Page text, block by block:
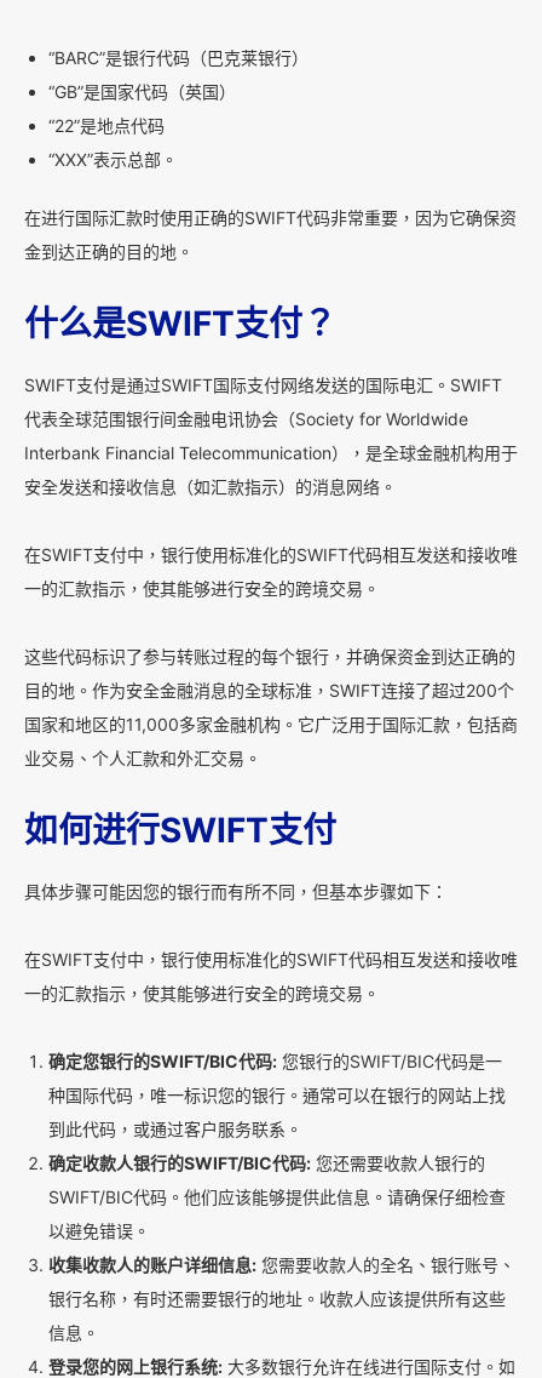
“BARC”是银行代码（巴克莱银行）
“GB”是国家代码（英国）
“22”是地点代码
“XXX”表示总部。
在进行国际汇款时使用正确的SWIFT代码非常重要，因为它确保资
金到达正确的目的地。
什么是SWIFT支付？
SWIFT支付是通过SWIFT国际支付网络发送的国际电汇。SWIFT
代表全球范围银行间金融电讯协会（Society for Worldwide
Interbank Financial Telecommunication），是全球金融机构用于
安全发送和接收信息（如汇款指示）的消息网络。
在SWIFT支付中，银行使用标准化的SWIFT代码相互发送和接收唯
一的汇款指示，使其能够进行安全的跨境交易。
这些代码标识了参与转账过程的每个银行，并确保资金到达正确的
目的地。作为安全金融消息的全球标准，SWIFT连接了超过200个
国家和地区的11,000多家金融机构。它广泛用于国际汇款，包括商
业交易、个人汇款和外汇交易。
如何进行SWIFT支付
具体步骤可能因您的银行而有所不同，但基本步骤如下：
在SWIFT支付中，银行使用标准化的SWIFT代码相互发送和接收唯
一的汇款指示，使其能够进行安全的跨境交易。
确定您银行的SWIFT/BIC代码: 您银行的SWIFT/BIC代码是一
种国际代码，唯一标识您的银行。通常可以在银行的网站上找
到此代码，或通过客户服务联系。
确定收款人银行的SWIFT/BIC代码: 您还需要收款人银行的
SWIFT/BIC代码。他们应该能够提供此信息。请确保仔细检查
以避免错误。
收集收款人的账户详细信息: 您需要收款人的全名、银行账号、
银行名称，有时还需要银行的地址。收款人应该提供所有这些
信息。
登录您的网上银行系统: 大多数银行允许在线进行国际支付。如